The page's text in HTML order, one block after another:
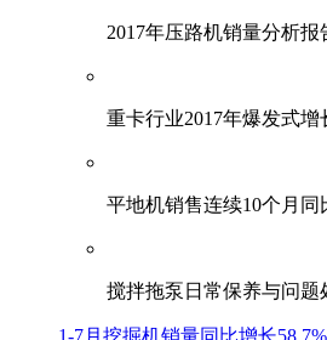
2017年压路机销量分析报
重卡行业2017年爆发式增
平地机销售连续10个月同
搅拌拖泵日常保养与问题